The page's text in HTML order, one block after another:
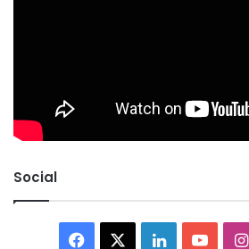
Social
Facebook LinkedIn